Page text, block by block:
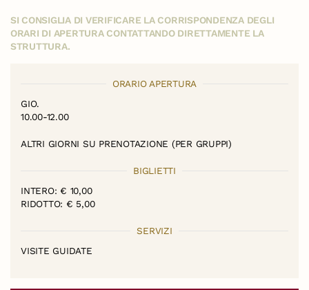
SI CONSIGLIA DI VERIFICARE LA CORRISPONDENZA DEGLI
ORARI DI APERTURA CONTATTANDO DIRETTAMENTE LA
STRUTTURA.
ORARIO APERTURA
GIO.
10.00-12.00
ALTRI GIORNI SU PRENOTAZIONE (PER GRUPPI)
BIGLIETTI
INTERO: € 10,00
RIDOTTO: € 5,00
SERVIZI
VISITE GUIDATE